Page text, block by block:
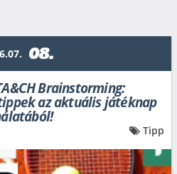
08.
Brainstorming:
az aktuális játéknap
Tipp